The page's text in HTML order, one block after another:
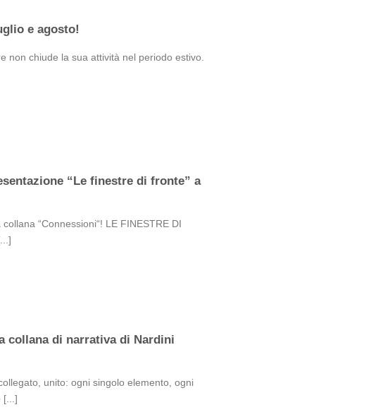
e agosto!
non chiude la sua attività nel periodo estivo.
“Le finestre di fronte” a
“Connessioni“! LE FINESTRE DI
collana di narrativa di Nardini
unito: ogni singolo elemento, ogni
[...]